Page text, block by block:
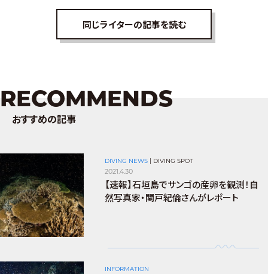
同じライターの記事を読む
RECOMMENDS
おすすめの記事
DIVING NEWS | DIVING SPOT
2021.4.30
【速報】石垣島でサンゴの産卵を観測！自
然写真家・関戸紀倫さんがレポート
INFORMATION